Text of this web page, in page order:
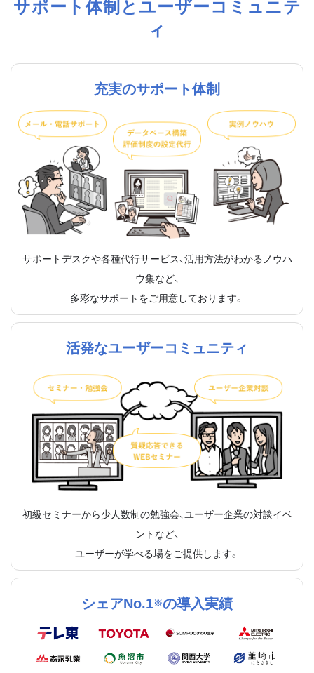
サポート体制とユーザーコミュニテ
ィ
充実のサポート体制
サポートデスクや各種代行サービス、活用方法がわかるノウハ
ウ集など、
多彩なサポートをご用意しております。
活発なユーザーコミュニティ
初級セミナーから少人数制の勉強会、ユーザー企業の対談イベ
ントなど、
ユーザーが学べる場をご提供します。
シェアNo.1※の導入実績